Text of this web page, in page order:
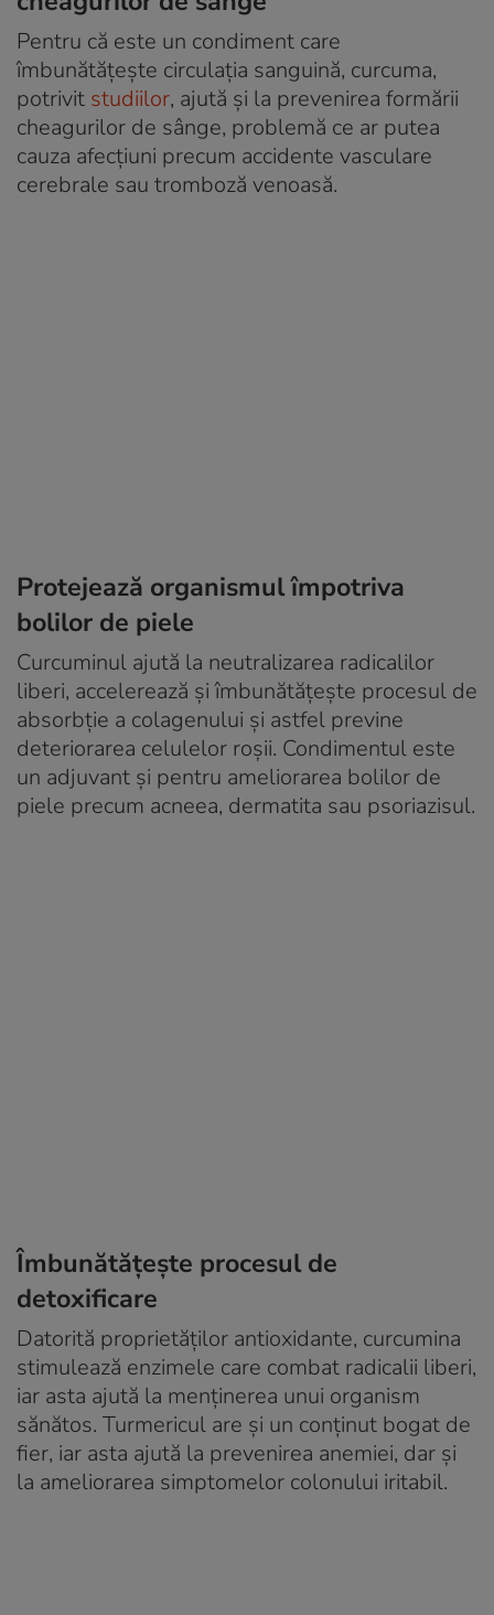
Pentru că este un condiment care
îmbunătățește circulația sanguină, curcuma,
potrivit studiilor, ajută și la prevenirea formării
cheagurilor de sânge, problemă ce ar putea
cauza afecțiuni precum accidente vasculare
cerebrale sau tromboză venoasă.
Protejează organismul împotriva
bolilor de piele
Curcuminul ajută la neutralizarea radicalilor
liberi, accelerează și îmbunătățește procesul de
absorbție a colagenului și astfel previne
deteriorarea celulelor roșii. Condimentul este
un adjuvant și pentru ameliorarea bolilor de
piele precum acneea, dermatita sau psoriazisul.
Îmbunătățește procesul de
detoxificare
Datorită proprietăților antioxidante, curcumina
stimulează enzimele care combat radicalii liberi,
iar asta ajută la menținerea unui organism
sănătos. Turmericul are și un conținut bogat de
fier, iar asta ajută la prevenirea anemiei, dar și
la ameliorarea simptomelor colonului iritabil.